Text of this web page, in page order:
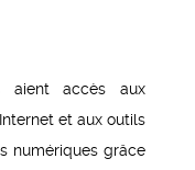
accès aux
et aux outils
numériques grâce